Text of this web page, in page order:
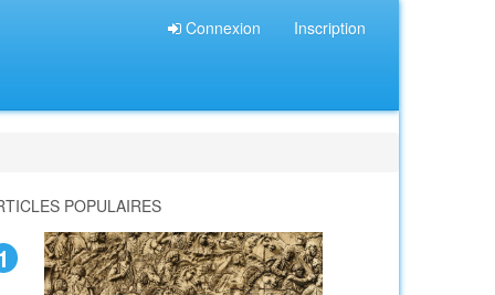
Connexion Inscription
POPULAIRES